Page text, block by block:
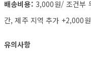
배송비용: 3,000원/ 조건부
간, 제주 지역 추가 +2,000원
유의사항